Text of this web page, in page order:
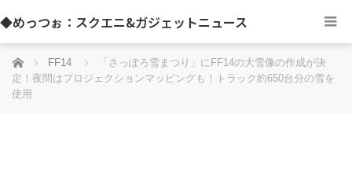
◆めっつぉ：スクエニ&ガジェットニュース
ホーム FF14
「さっぽろ雪まつり」にFF14の大雪像の作成が決
定！夜間はプロジェクションマッピングも！トラック約650台分の雪を
使用